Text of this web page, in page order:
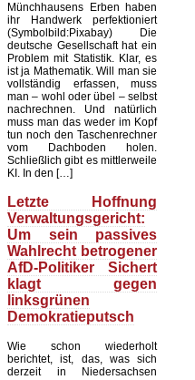
Münchhausens Erben haben
ihr Handwerk perfektioniert
(Symbolbild:Pixabay) Die
deutsche Gesellschaft hat ein
Problem mit Statistik. Klar, es
ist ja Mathematik. Will man sie
vollständig erfassen, muss
man – wohl oder übel – selbst
nachrechnen. Und natürlich
muss man das weder im Kopf
tun noch den Taschenrechner
vom Dachboden holen.
Schließlich gibt es mittlerweile
KI. In den […]
Letzte Hoffnung
Verwaltungsgericht:
Um sein passives
Wahlrecht betrogener
AfD-Politiker Sichert
klagt gegen
linksgrünen
Demokratieputsch
Wie schon wiederholt
berichtet, ist, das, was sich
derzeit in Niedersachsen